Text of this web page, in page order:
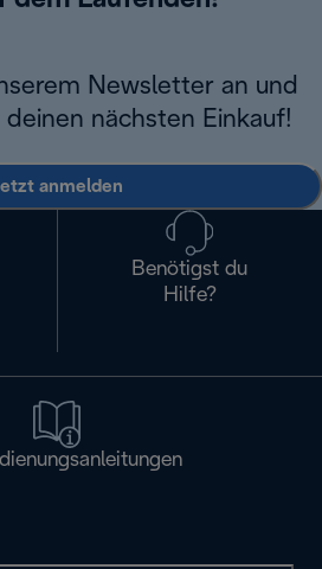
Newsletter an und
nächsten Einkauf!
anmelden
Benötigst du
Hilfe?